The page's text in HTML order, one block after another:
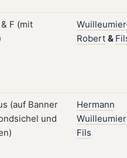
Robert &
Hermann
Wuilleumier
Fils